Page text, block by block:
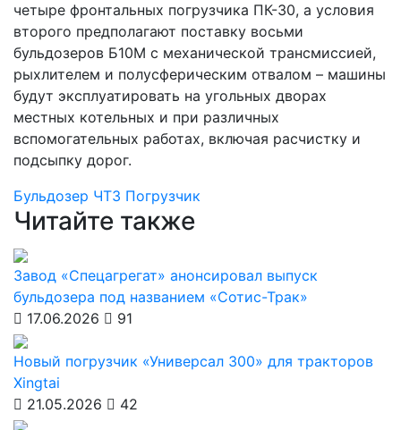
четыре фронтальных погрузчика ПК-30, а условия
второго предполагают поставку восьми
бульдозеров Б10М с механической трансмиссией,
рыхлителем и полусферическим отвалом – машины
будут эксплуатировать на угольных дворах
местных котельных и при различных
вспомогательных работах, включая расчистку и
подсыпку дорог.
Бульдозер ЧТЗ Погрузчик
Читайте также
Завод «Спецагрегат» анонсировал выпуск
бульдозера под названием «Сотис-Трак»
17.06.2026
91
Новый погрузчик «Универсал 300» для тракторов
Xingtai
21.05.2026
42